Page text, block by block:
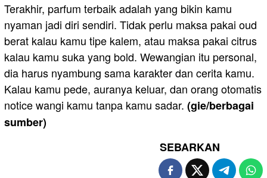
Terakhir, parfum terbaik adalah yang bikin kamu
nyaman jadi diri sendiri. Tidak perlu maksa pakai oud
berat kalau kamu tipe kalem, atau maksa pakai citrus
kalau kamu suka yang bold. Wewangian itu personal,
dia harus nyambung sama karakter dan cerita kamu.
Kalau kamu pede, auranya keluar, dan orang otomatis
notice wangi kamu tanpa kamu sadar. (gie/berbagai
sumber)
SEBARKAN